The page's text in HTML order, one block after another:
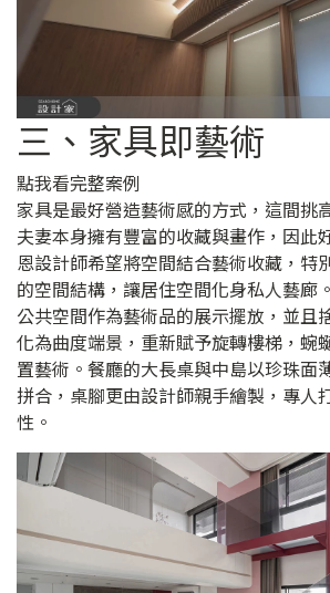
三、家具即藝術
點我看完整案例
家具是最好營造藝術感的方式，這間挑
夫妻本身擁有豐富的收藏與畫作，因此
恩設計師希望將空間結合藝術收藏，特
的空間結構，讓居住空間化身私人藝廊
公共空間作為藝術品的展示擺放，並且
化為曲度端景，重新賦予旋轉樓梯，蜿
置藝術。餐廳的大長桌與中島以珍珠面
拼合，桌腳更由設計師親手繪製，專人
性。